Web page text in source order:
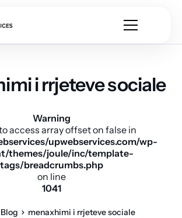
i rrjeteve sociale
Warning
access array offset on false in
upwebservices.com/wp-
themes/joule/inc/template-
tags/breadcrumbs.php
on line
1041
Blog menaxhimi i rrjeteve sociale